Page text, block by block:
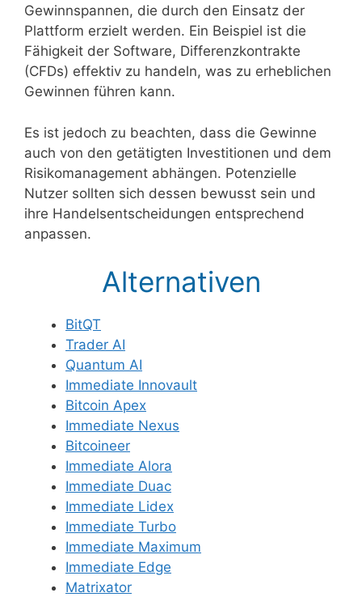
Gewinnspannen, die durch den Einsatz der
Plattform erzielt werden. Ein Beispiel ist die
Fähigkeit der Software, Differenzkontrakte
(CFDs) effektiv zu handeln, was zu erheblichen
Gewinnen führen kann.
Es ist jedoch zu beachten, dass die Gewinne
auch von den getätigten Investitionen und dem
Risikomanagement abhängen. Potenzielle
Nutzer sollten sich dessen bewusst sein und
ihre Handelsentscheidungen entsprechend
anpassen.
Alternativen
BitQT
Trader AI
Quantum AI
Immediate Innovault
Bitcoin Apex
Immediate Nexus
Bitcoineer
Immediate Alora
Immediate Duac
Immediate Lidex
Immediate Turbo
Immediate Maximum
Immediate Edge
Matrixator